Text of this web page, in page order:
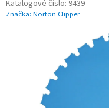
Katalogové číslo: 9439
Značka: Norton Clipper